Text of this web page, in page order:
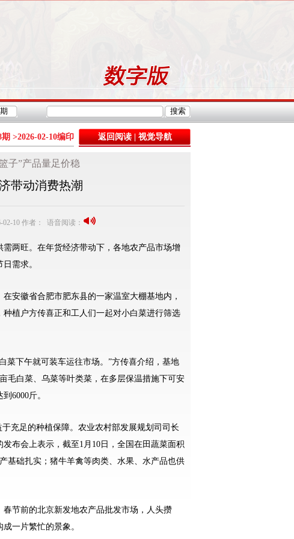
期 >2026-02-10编印 返回阅读|视觉导航
子”产品量足价稳
带动消费热潮
02-10 作者： 语音阅读：
两旺。在年货经济带动下，各地农产品市场增
需求。
徽省合肥市肥东县的一家温室大棚基地内，
植户方传喜正和工人们一起对小白菜进行筛选
下午就可装车运往市场。”方传喜介绍，基地
毛白菜、乌菜等叶类菜，在多层保温措施下可安
6000斤。
充足的种植保障。农业农村部发展规划司司长
布会上表示，截至1月10日，全国在田蔬菜面积
基础扎实；猪牛羊禽等肉类、水果、水产品也供
节前的北京新发地农产品批发市场，人头攒
一片繁忙的景象。